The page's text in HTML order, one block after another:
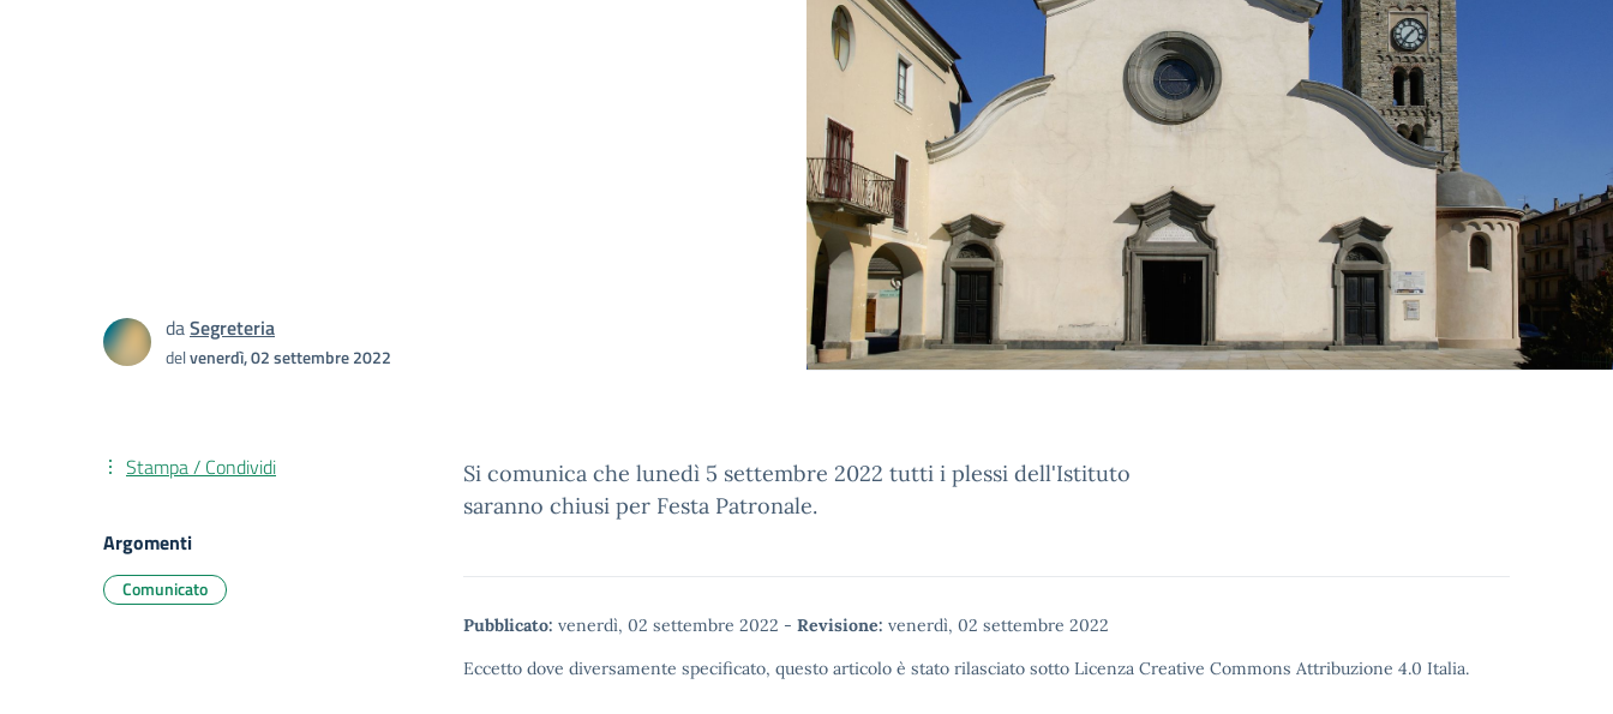
daSegreteria
delvenerdì, 02 settembre 2022
Si comunica che lunedì 5 settembre 2022 tutti i plessi dell'Istituto
saranno chiusi per Festa Patronale.
Pubblicato: venerdì, 02 settembre 2022 - Revisione: venerdì, 02 settembre 2022
Eccetto dove diversamente specificato, questo articolo è stato rilasciato sotto Licenza Creative Commons Attribuzione 4.0 Italia.
Stampa / Condividi
Argomenti
Comunicato